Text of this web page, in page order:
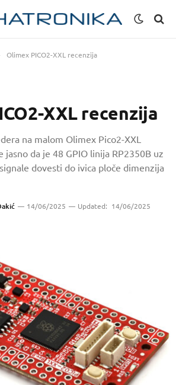
Olimex PICO2-XXL recenzija
XXL recenzija
na malom Olimex Pico2-XXL
jasno da je 48 GPIO linija RP2350B uz
dovesti do ivica ploče dimenzija
14/06/2025 Updated: 14/06/2025